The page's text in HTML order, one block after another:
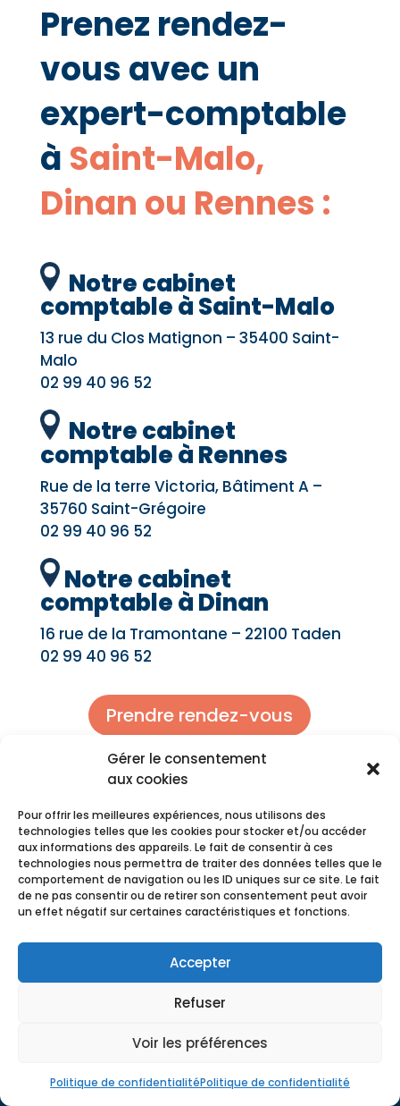
Gérer le consentement
aux cookies
Pour offrir les meilleures expériences, nous utilisons des
technologies telles que les cookies pour stocker et/ou accéder
aux informations des appareils. Le fait de consentir à ces
technologies nous permettra de traiter des données telles que le
comportement de navigation ou les ID uniques sur ce site. Le fait
de ne pas consentir ou de retirer son consentement peut avoir
un effet négatif sur certaines caractéristiques et fonctions.
Accepter
Refuser
Voir les préférences
Politique de confidentialitéPolitique de confidentialité
Prenez rendez-
vous avec un
expert-comptable
à Saint-Malo,
Dinan ou Rennes :
Notre cabinet
comptable à Saint-Malo
13 rue du Clos Matignon – 35400 Saint-
Malo
02 99 40 96 52
Notre cabinet
comptable à Rennes
Rue de la terre Victoria, Bâtiment A –
35760 Saint-Grégoire
02 99 40 96 52
Notre cabinet
comptable à Dinan
16 rue de la Tramontane – 22100 Taden
02 99 40 96 52
Prendre rendez-vous
Comptagesma | Expert-Comptable à Saint-Malo
Comptagesma | Expert Comptable à Dinan